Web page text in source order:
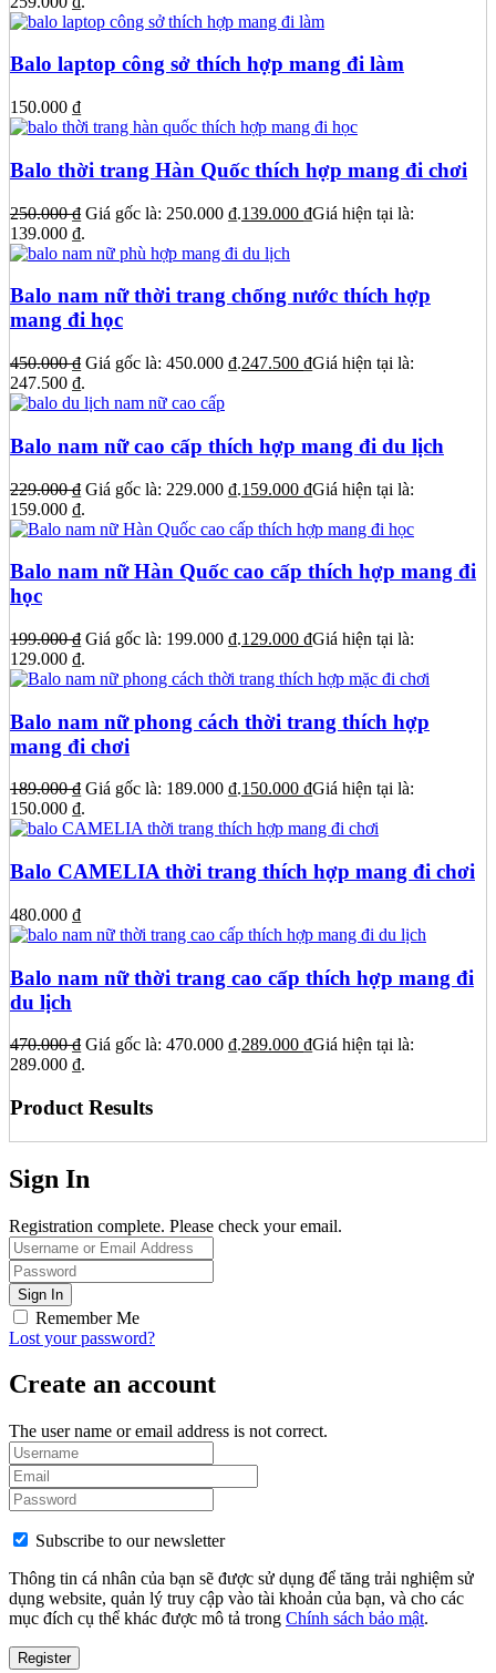
Balo laptop công sở thích hợp mang đi làm
150.000 ₫
Balo thời trang Hàn Quốc thích hợp mang đi chơi
250.000₫ Giá gốc là: 250.000 ₫.139.000 ₫Giá hiện tại là:
139.000 ₫.
Balo nam nữ thời trang chống nước thích hợp
mang đi học
450.000₫ Giá gốc là: 450.000 ₫.247.500 ₫Giá hiện tại là:
247.500 ₫.
Balo nam nữ cao cấp thích hợp mang đi du lịch
229.000₫ Giá gốc là: 229.000 ₫.159.000 ₫Giá hiện tại là:
159.000 ₫.
Balo nam nữ Hàn Quốc cao cấp thích hợp mang đi
học
199.000₫ Giá gốc là: 199.000 ₫.129.000 ₫Giá hiện tại là:
129.000 ₫.
Balo nam nữ phong cách thời trang thích hợp
mang đi chơi
189.000₫ Giá gốc là: 189.000 ₫.150.000 ₫Giá hiện tại là:
150.000 ₫.
Balo CAMELIA thời trang thích hợp mang đi chơi
480.000 ₫
Balo nam nữ thời trang cao cấp thích hợp mang đi
du lịch
470.000₫ Giá gốc là: 470.000 ₫.289.000 ₫Giá hiện tại là:
289.000 ₫.
Product Results
Sign In
Registration complete. Please check your email.
Remember Me
Lost your password?
Create an account
The user name or email address is not correct.
Subscribe to our newsletter
Thông tin cá nhân của bạn sẽ được sử dụng để tăng trải nghiệm sử
dụng website, quản lý truy cập vào tài khoản của bạn, và cho các
mục đích cụ thể khác được mô tả trong Chính sách bảo mật.